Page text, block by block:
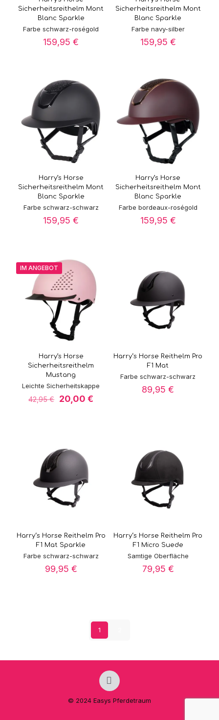
Sicherheitsreithelm Mont
Blanc Sparkle
Farbe schwarz-roségold
159,95€
Sicherheitsreithelm Mont
Blanc Sparkle
Farbe navy-silber
159,95 €
Harry’s Horse
Sicherheitsreithelm Mont
Blanc Sparkle
Farbe schwarz-schwarz
159,95€
Harry’s Horse
Sicherheitsreithelm Mont
Blanc Sparkle
Farbe bordeaux-roségold
159,95 €
IM ANGEBOT
Harry’s Horse
Sicherheitsreithelm
Mustang
Leichte Sicherheitskappe
42,95€
Ursprünglicher
20,00€
Harry‘s Horse Reithelm Pro
F1 Mat
Farbe schwarz-schwarz
89,95€
Harry‘s Horse Reithelm Pro
F1 Mat Sparkle
Farbe schwarz-schwarz
99,95 €
Harry‘s Horse Reithelm Pro
F1 Micro Suede
Samtige Oberfläche
79,95 €
1
© 2024 Easys Pferdetraum